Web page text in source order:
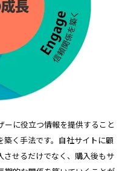
ーに役立つ情報を提供すること
築く手法です。自社サイトに顧
させるだけでなく、購入後もサ